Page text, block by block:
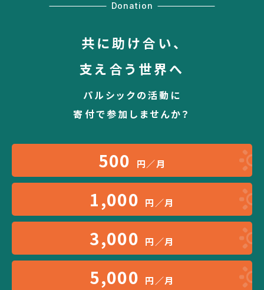
Donation
共に助け合い、
支え合う世界へ
パルシックの活動に
寄付で参加しませんか？
500 円／月
1,000 円／月
3,000 円／月
5,000 円／月